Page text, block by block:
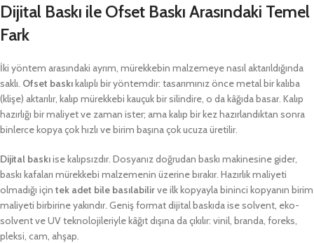
Dijital Baskı ile Ofset Baskı Arasındaki Temel
Fark
İki yöntem arasındaki ayrım, mürekkebin malzemeye nasıl aktarıldığında
saklı. Ofset baskıkalıplı bir yöntemdir: tasarımınız önce metal bir kalıba
(klişe) aktarılır, kalıp mürekkebi kauçuk bir silindire, o da kâğıda basar. Kalıp
hazırlığı bir maliyet ve zaman ister; ama kalıp bir kez hazırlandıktan sonra
binlerce kopya çok hızlı ve birim başına çok ucuza üretilir.
Dijital baskıise kalıpsızdır. Dosyanız doğrudan baskı makinesine gider,
baskı kafaları mürekkebi malzemenin üzerine bırakır. Hazırlık maliyeti
olmadığı için tek adet bile basılabilirve ilk kopyayla bininci kopyanın birim
maliyeti birbirine yakındır. Geniş format dijital baskıda ise solvent, eko-
solvent ve UV teknolojileriyle kâğıt dışına da çıkılır: vinil, branda, foreks,
pleksi, cam, ahşap.